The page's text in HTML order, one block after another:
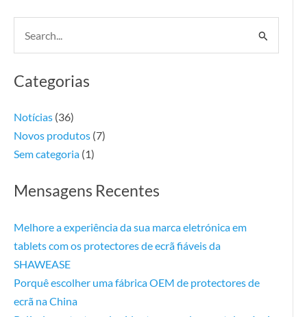
Search
for:
Categorias
Notícias (36)
Novos produtos (7)
Sem categoria (1)
Mensagens Recentes
Melhore a experiência da sua marca eletrónica em
tablets com os protectores de ecrã fiáveis da
SHAWEASE
Porquê escolher uma fábrica OEM de protectores de
ecrã na China